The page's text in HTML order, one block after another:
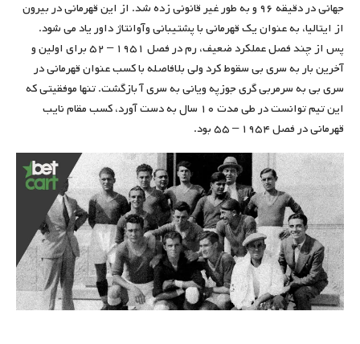
جهانی در دقیقه ۹۶ و به ‌طور غیر قانونی زده شد. از این قهرمانی در بیرون
از ایتالیا، به عنوان یک قهرمانی با پشتیبانی وآوانتاژ داور یاد می شود.
پس از چند فصل عملکرد ضعیف، رم در فصل ۱۹۵۱ – ۵۲ برای اولین و
آخرین بار به سری بی سقوط کرد ولی بلافاصله با کسب عنوان قهرمانی در
سری بی به سرمربی گری جوزپه ویانی به سری آ بازگشت. تنها موفقیتی که
این تیم توانست در طی مدت ۱۰ سال به دست آورد، کسب مقام نایب
قهرمانی در فصل ۱۹۵۴ – ۵۵ بود.